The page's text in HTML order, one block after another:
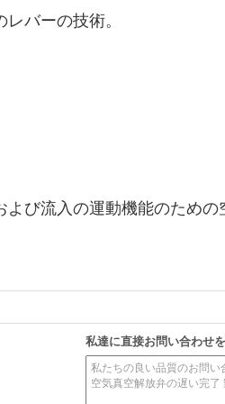
バーの技術。
び流入の運動機能のため
私達に直接お問い合わせ